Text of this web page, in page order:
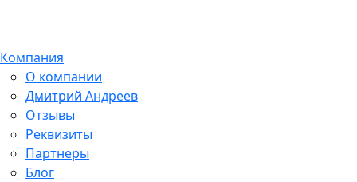
Компания
О компании
Дмитрий Андреев
Отзывы
Реквизиты
Партнеры
Блог